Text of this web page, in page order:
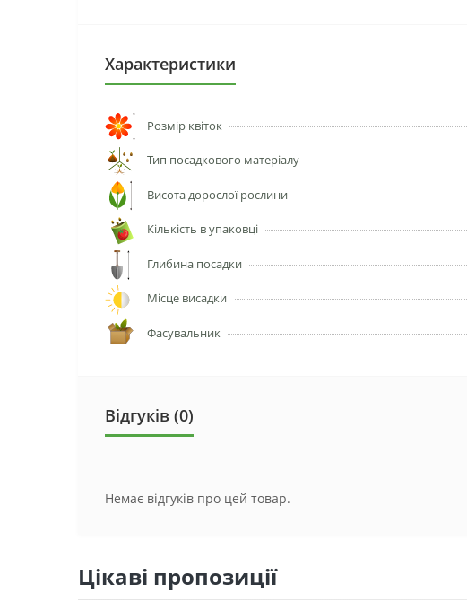
Характеристики
Розмір квіток
Тип посадкового матеріалу
Висота дорослої рослини
Кількість в упаковці
Глибина посадки
Місце висадки
Фасувальник
Відгуків (0)
Немає відгуків про цей товар.
Цікаві пропозиції